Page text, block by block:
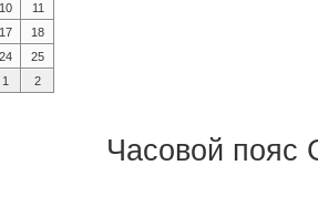
10
11
17
18
24
25
1 2
Часовой пояс